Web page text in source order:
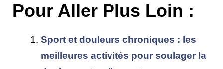
Pour Aller Plus Loin :
Sport et douleurs chroniques : les
meilleures activités pour soulager la